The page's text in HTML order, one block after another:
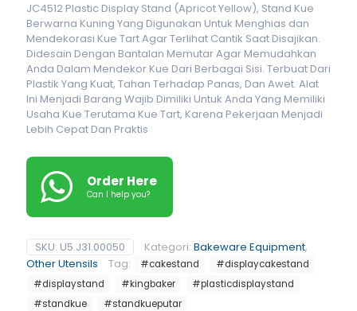
JC4512 Plastic Display Stand (Apricot Yellow), Stand Kue
Berwarna Kuning Yang Digunakan Untuk Menghias dan
Mendekorasi Kue Tart Agar Terlihat Cantik Saat Disajikan.
Didesain Dengan Bantalan Memutar Agar Memudahkan
Anda Dalam Mendekor Kue Dari Berbagai Sisi. Terbuat Dari
Plastik Yang Kuat, Tahan Terhadap Panas, Dan Awet. Alat
Ini Menjadi Barang Wajib Dimiliki Untuk Anda Yang Memiliki
Usaha Kue Terutama Kue Tart, Karena Pekerjaan Menjadi
Lebih Cepat Dan Praktis
Order Here
Can I help you?
SKU: U5.J31.00050 Kategori: Bakeware Equipment,
Other Utensils
Tag: #cakestand
#displaycakestand
#displaystand
#kingbaker
#plasticdisplaystand
#standkue
#standkueputar